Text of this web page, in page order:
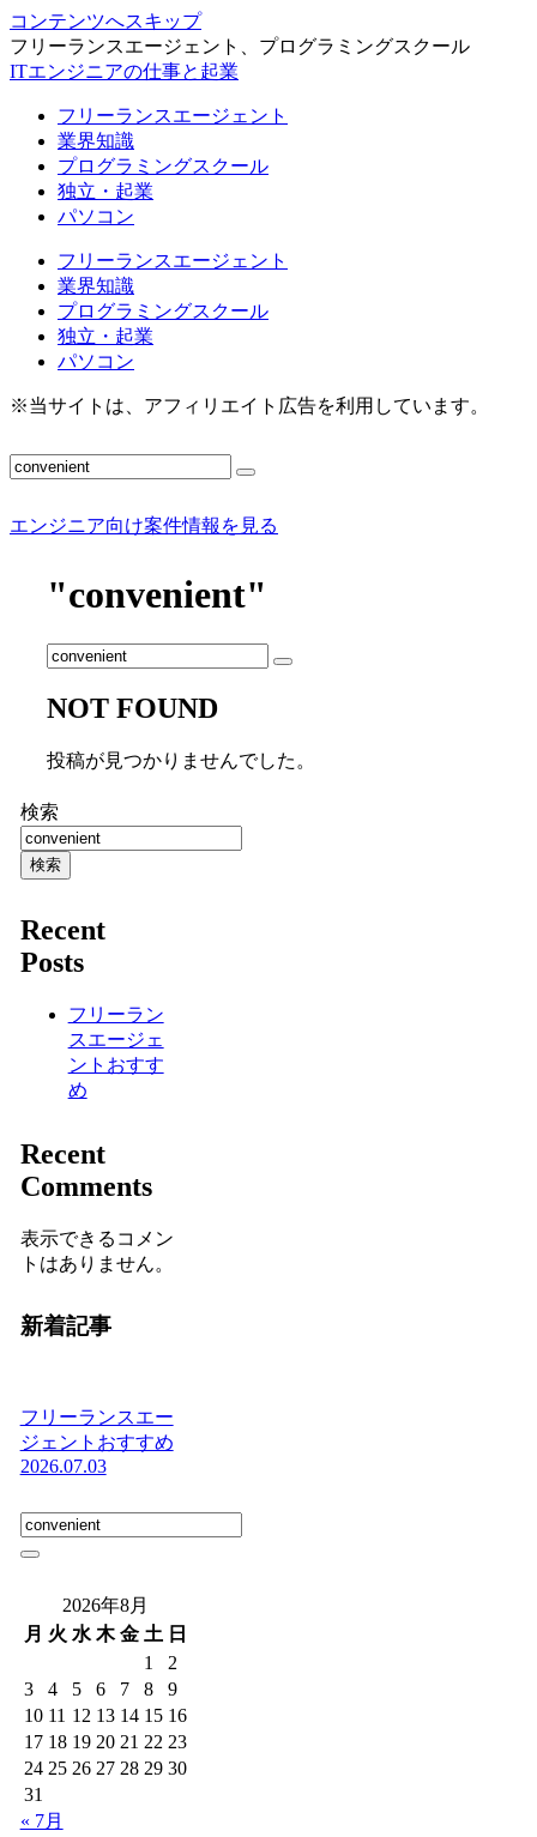
コンテンツへスキップ
フリーランスエージェント、プログラミングスクール
ITエンジニアの仕事と起業
フリーランスエージェント
業界知識
プログラミングスクール
独立・起業
パソコン
フリーランスエージェント
業界知識
プログラミングスクール
独立・起業
パソコン
※当サイトは、アフィリエイト広告を利用しています。
エンジニア向け案件情報を見る
"convenient"
NOT FOUND
投稿が見つかりませんでした。
検索
検索
Recent
Posts
フリーラン
スエージェ
ントおすす
め
Recent
Comments
表示できるコメン
トはありません。
新着記事
フリーランスエー
ジェントおすすめ
2026.07.03
2026年8月
月 火 水 木 金 土 日
1
2
3
4 5 6 7 8
9
10 11 12 13 14 15 16
17 18 19 20 21 22 23
24 25 26 27 28 29 30
31
« 7月